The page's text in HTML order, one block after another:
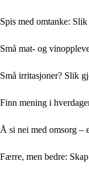
Spis med omtanke:
Små mat- og
Små irritasjoner? Slik
Finn mening i
Å si nei med omsorg –
Færre, men bedre: